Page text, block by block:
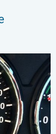
sa oklamať. . .